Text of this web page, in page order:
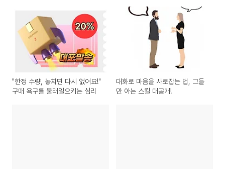
"한정 수량, 놓치면 다시 없어요!"
구매 욕구를 불러일으키는 심리
대화로 마음을 사로잡는 법, 그들
만 아는 스킬 대공개!